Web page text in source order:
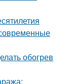
обогрев